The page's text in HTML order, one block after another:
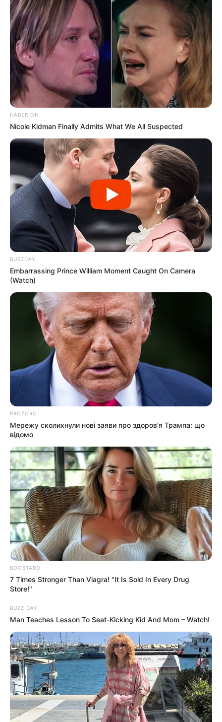
УЗ
20.08.2025 12:47
ПОДІЇ
З 1 вересня Укрзалізниця запустить додаткові
поїзди сполученнями Ужгород – Київ та Чоп –
до кінця року, а до Чопа – впродовж місяця.
Додатковий поїзд № 284/283 Ужгород − Київ
курсуватиме через день з 1 вересня і до початку
нового графіку руху на 2026 рік. Він буде підв’язаний
у Києві під швидкісні поїзди до Харкова та Дніпра.
Рейс № 218/217 Чоп − Львів курсуватиме у наступні
дати: 1, 3, 5, 7, 9, 11, 13, 15, 17, 19, 21, 23, 25, 27, 29
вересня.
Нагадаємо, УЗ також призначила додаткові рейси на
258/257 Ясіня ─ Кропивницький. Поїзди
курсуватимуть з вересня кілька разів на тиждень.
УЗ
Навігація
записів
На Закарпатті запрацює
проєкт школи без паперів
та бюрократії «Мрія»
На Закарпатті суд визнав
законним будівництво на
полонині Рівній
HABERION
Nicole Kidman Finally Admits What We All Suspected
BUZZDAY
Embarrassing Prince William Moment Caught On Camera
(Watch)
PROZORO
Мережу сколихнули нові заяви про здоров'я Трампа: що
відомо
BOOSTARO
7 Times Stronger Than Viagra! "It Is Sold In Every Drug
Store!"
BUZZ DAY
Man Teaches Lesson To Seat-Kicking Kid And Mom – Watch!